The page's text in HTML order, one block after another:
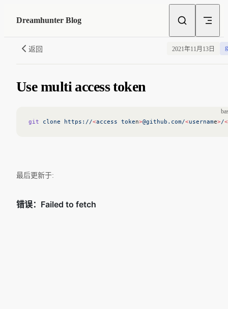
Dreamhunter Blog
返回 2021年11月13日
Use multi access token
git clone https://<access token>@github.com/<username>/<
最后更新于: